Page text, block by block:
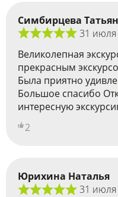
Симбирцева
31
Великолепная
прекрасным
Была приятно
Большое спасибо
интересную
2
Юрихина Наталья
31